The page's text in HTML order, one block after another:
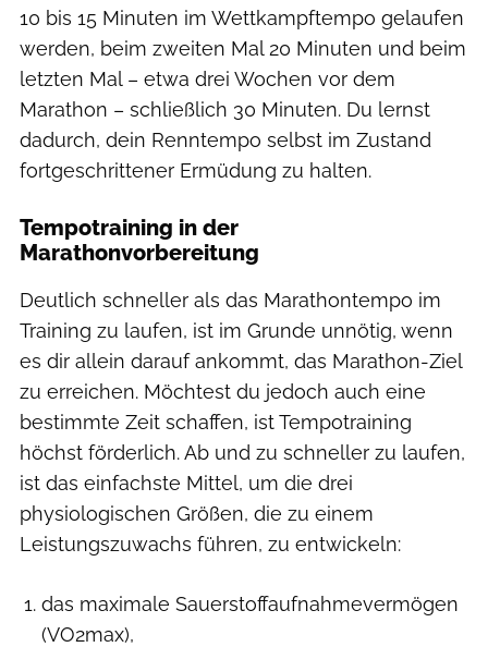
10 bis 15 Minuten im Wettkampftempo gelaufen
werden, beim zweiten Mal 20 Minuten und beim
letzten Mal – etwa drei Wochen vor dem
Marathon – schließlich 30 Minuten. Du lernst
dadurch, dein Renntempo selbst im Zustand
fortgeschrittener Ermüdung zu halten.
Tempotraining in der
Marathonvorbereitung
Deutlich schneller als das Marathontempo im
Training zu laufen, ist im Grunde unnötig, wenn
es dir allein darauf ankommt, das Marathon-Ziel
zu erreichen. Möchtest du jedoch auch eine
bestimmte Zeit schaffen, ist Tempotraining
höchst förderlich. Ab und zu schneller zu laufen,
ist das einfachste Mittel, um die drei
physiologischen Größen, die zu einem
Leistungszuwachs führen, zu entwickeln:
das maximale Sauerstoffaufnahmevermögen
(VO2max),